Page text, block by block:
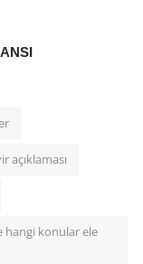
açıklaması
hangi konular ele